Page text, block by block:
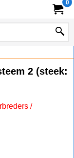
0
2 (steek:
/